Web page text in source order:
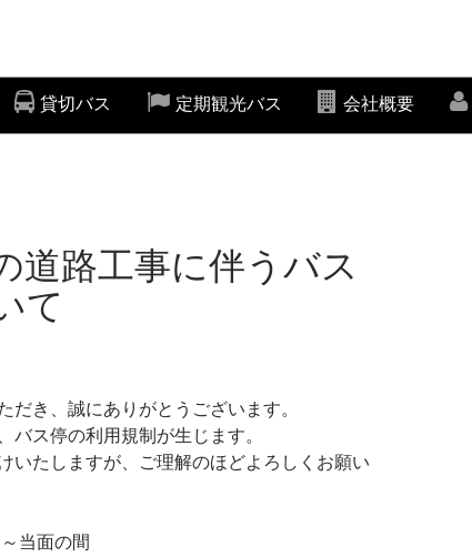
貸切バス 定期観光バス 会社概要
道路工事に伴うバス
て
だき、誠にありがとうございます。
バス停の利用規制が生じます。
いたしますが、ご理解のほどよろしくお願い
当面の間